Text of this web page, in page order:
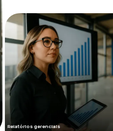
Relatórios gerenciais